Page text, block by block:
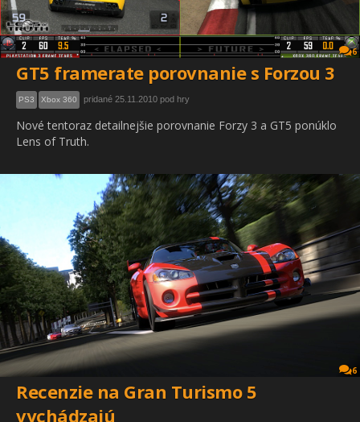
6
GT5 framerate porovnanie s Forzou 3
PS3 Xbox 360 pridané 25.11.2010 pod hry
Nové tentoraz detailnejšie porovnanie Forzy 3 a GT5 ponúklo
Lens of Truth.
6
Recenzie na Gran Turismo 5
vychádzajú